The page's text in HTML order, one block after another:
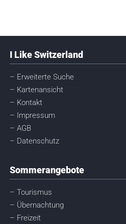
I Like Switzerland
– Erweiterte Suche
– Kartenansicht
– Kontakt
– Impressum
– AGB
– Datenschutz
Sommerangebote
– Tourismus
– Übernachtung
– Freizeit